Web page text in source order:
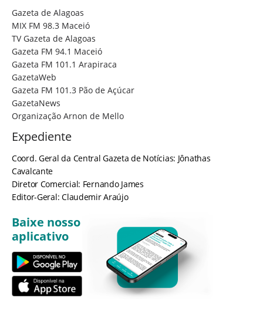
Gazeta de Alagoas
MIX FM 98.3 Maceió
TV Gazeta de Alagoas
Gazeta FM 94.1 Maceió
Gazeta FM 101.1 Arapiraca
GazetaWeb
Gazeta FM 101.3 Pão de Açúcar
GazetaNews
Organização Arnon de Mello
Expediente
Coord. Geral da Central Gazeta de Notícias: Jônathas
Cavalcante
Diretor Comercial: Fernando James
Editor-Geral: Claudemir Araújo
Baixe nosso
aplicativo